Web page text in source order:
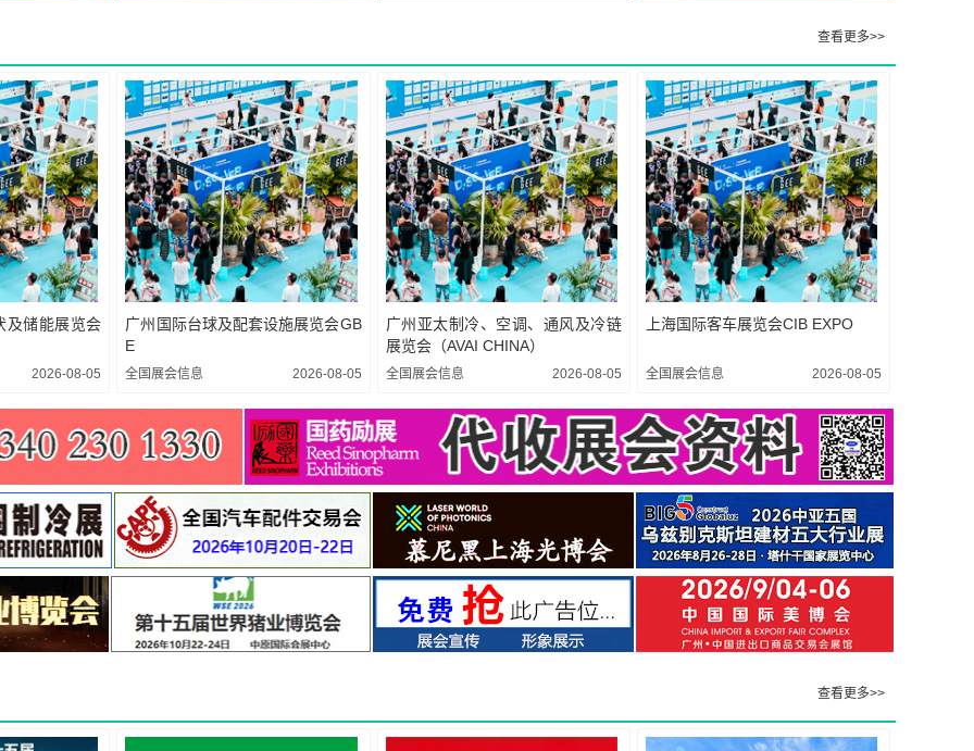
查看更多>>
及储能展览会
2026-08-05
广州国际台球及配套设施展览会GB
E
全国展会信息 2026-08-05
广州亚太制冷、空调、通风及冷链
展览会（AVAI CHINA）
全国展会信息 2026-08-05
上海国际客车展览会CIB EXPO
全国展会信息 2026-08-05
查看更多>>